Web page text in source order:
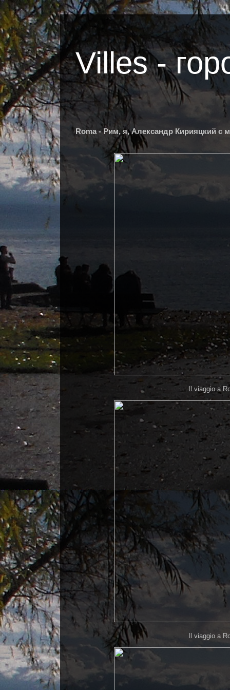
Villes -
Roma - Рим, я, Александр Кирияцкий с
Il viaggio a
Il viaggio a